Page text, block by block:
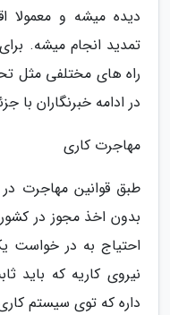
دیده میشه و
تمدید انجام میشه.
راه های مختلفی مثل
در ادامه خبرنگاران با
مهاجرت کاری
طبق قوانین مهاجرت
بدون اخذ مجوز در
احتیاج به در خواست
نیروی کاریه که باید
داره که توی سیستم